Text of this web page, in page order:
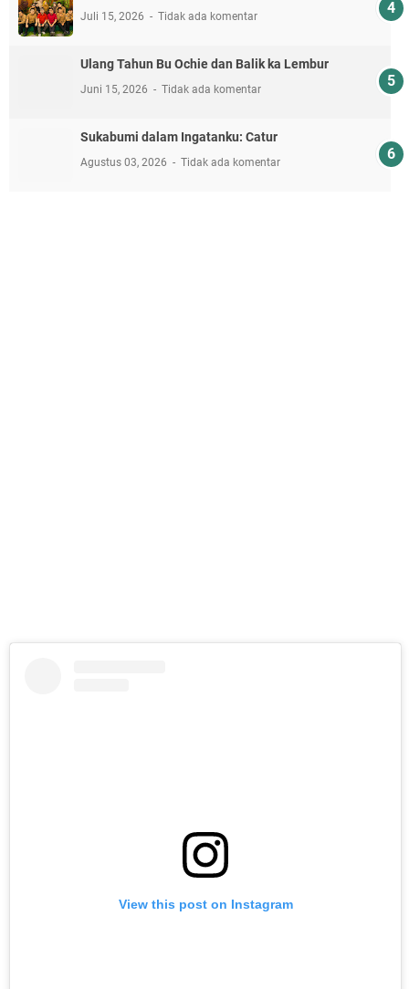
Juli 15, 2026 Tidak ada komentar
Ulang Tahun Bu Ochie dan Balik ka Lembur
Juni 15, 2026 Tidak ada komentar
Sukabumi dalam Ingatanku: Catur
Agustus 03, 2026 Tidak ada komentar
View this post on Instagram